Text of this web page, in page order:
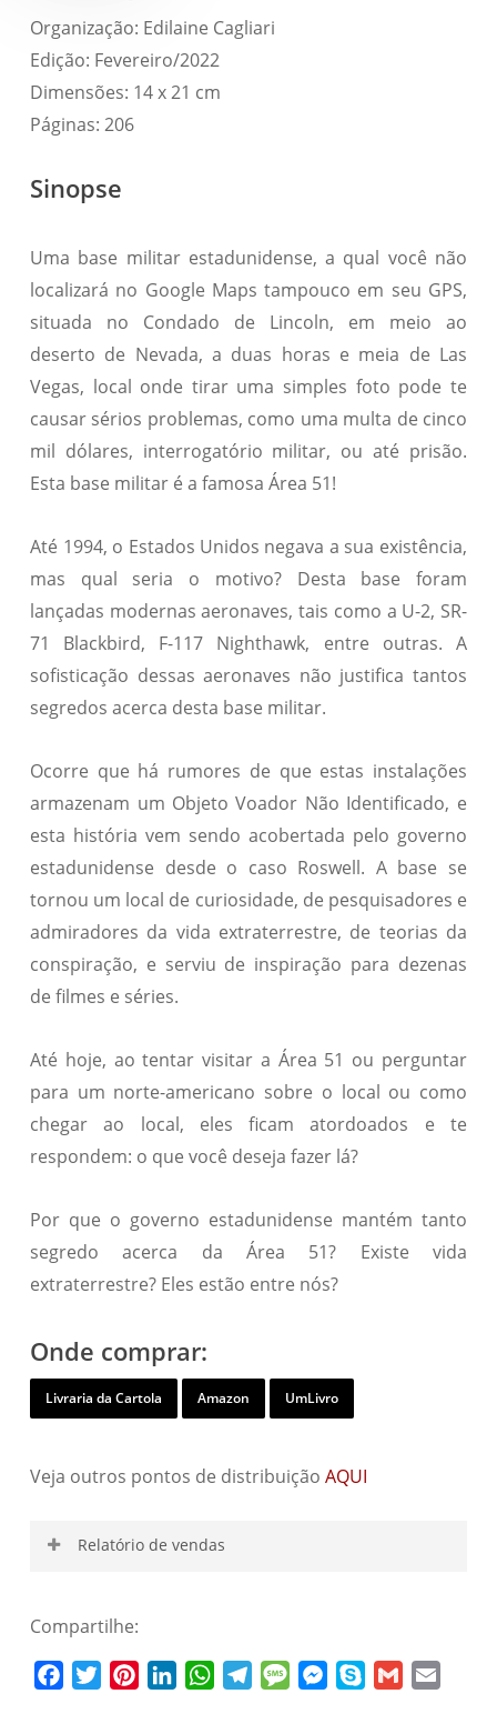
Organização: Edilaine Cagliari
Edição: Fevereiro/2022
Dimensões: 14 x 21 cm
Páginas: 206
Sinopse
Uma base militar estadunidense, a qual você não
localizará no Google Maps tampouco em seu GPS,
situada no Condado de Lincoln, em meio ao
deserto de Nevada, a duas horas e meia de Las
Vegas, local onde tirar uma simples foto pode te
causar sérios problemas, como uma multa de cinco
mil dólares, interrogatório militar, ou até prisão.
Esta base militar é a famosa Área 51!
Até 1994, o Estados Unidos negava a sua existência,
mas qual seria o motivo? Desta base foram
lançadas modernas aeronaves, tais como a U-2, SR-
71 Blackbird, F-117 Nighthawk, entre outras. A
sofisticação dessas aeronaves não justifica tantos
segredos acerca desta base militar.
Ocorre que há rumores de que estas instalações
armazenam um Objeto Voador Não Identificado, e
esta história vem sendo acobertada pelo governo
estadunidense desde o caso Roswell. A base se
tornou um local de curiosidade, de pesquisadores e
admiradores da vida extraterrestre, de teorias da
conspiração, e serviu de inspiração para dezenas
de filmes e séries.
Até hoje, ao tentar visitar a Área 51 ou perguntar
para um norte-americano sobre o local ou como
chegar ao local, eles ficam atordoados e te
respondem: o que você deseja fazer lá?
Por que o governo estadunidense mantém tanto
segredo acerca da Área 51? Existe vida
extraterrestre? Eles estão entre nós?
Onde comprar:
Livraria da Cartola Amazon UmLivro
Veja outros pontos de distribuiçãoAQUI
Relatório de vendas
Nome de usuário
Compartilhe:
FacebookTwitterPinterestLinkedInWhatsAppTelegramMessageMessenger
Skype Gmail